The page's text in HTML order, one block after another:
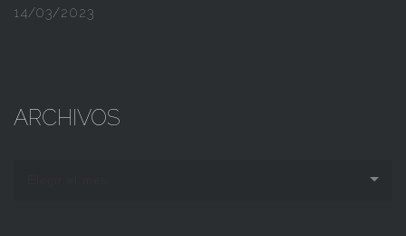
14/03/2023
ARCHIVOS